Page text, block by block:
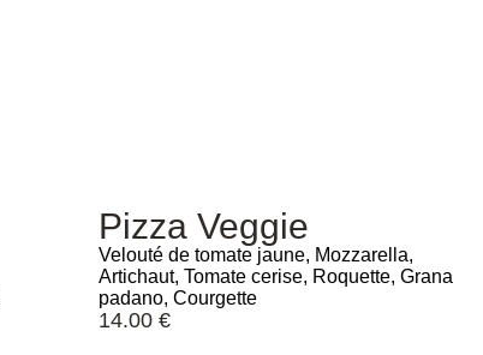
Pizza Veggie
Velouté de tomate jaune, Mozzarella,
Artichaut, Tomate cerise, Roquette, Grana
padano, Courgette
14.00 €